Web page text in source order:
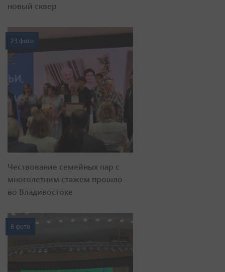
новый сквер
23 фото
Чествование семейных пар с
многолетним стажем прошло
во Владивостоке
8 фото